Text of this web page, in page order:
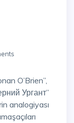
Ургант”
analogiyası